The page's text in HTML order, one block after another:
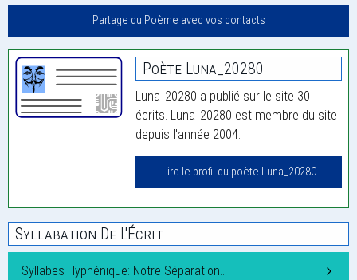
Partage du Poème avec vos contacts
Poète Luna_20280
Luna_20280 a publié sur le site 30
écrits. Luna_20280 est membre du site
depuis l'année 2004.
Lire le profil du poète Luna_20280
Syllabation De L'Écrit
Syllabes Hyphénique: Notre Séparation…